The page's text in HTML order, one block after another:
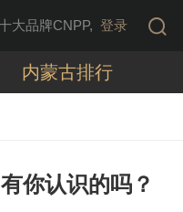
大品牌CNPP, 登录
内蒙古排行
你认识的吗？